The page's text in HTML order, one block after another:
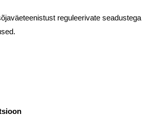
reguleerivate seadustega